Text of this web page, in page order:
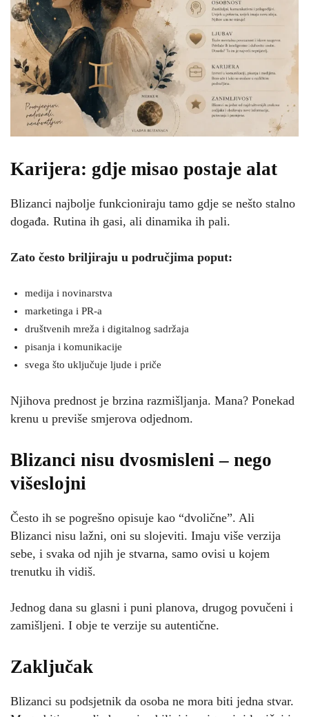
Karijera: gdje misao postaje alat
Blizanci najbolje funkcioniraju tamo gdje se nešto stalno
događa. Rutina ih gasi, ali dinamika ih pali.
Zato često briljiraju u područjima poput:
medija i novinarstva
marketinga i PR-a
društvenih mreža i digitalnog sadržaja
pisanja i komunikacije
svega što uključuje ljude i priče
Njihova prednost je brzina razmišljanja. Mana? Ponekad
krenu u previše smjerova odjednom.
Blizanci nisu dvosmisleni – nego
višeslojni
Često ih se pogrešno opisuje kao “dvolične”. Ali
Blizanci nisu lažni, oni su slojeviti. Imaju više verzija
sebe, i svaka od njih je stvarna, samo ovisi u kojem
trenutku ih vidiš.
Jednog dana su glasni i puni planova, drugog povučeni i
zamišljeni. I obje te verzije su autentične.
Zaključak
Blizanci su podsjetnik da osoba ne mora biti jedna stvar.